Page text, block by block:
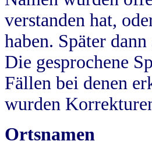
verstanden hat,
haben. Später
Die gesprochene
Fällen bei denen
wurden
Ortsnamen